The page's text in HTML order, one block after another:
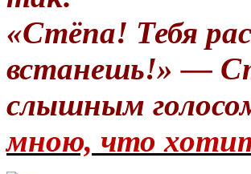
«Стёпа! Тебя
встанешь!» —
слышным
мною, что